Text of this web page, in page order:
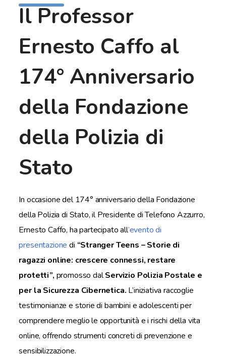
Il Professor
Ernesto Caffo al
174° Anniversario
della Fondazione
della Polizia di
Stato
In occasione del 174° anniversario della Fondazione
della Polizia di Stato, il Presidente di Telefono Azzurro,
Ernesto Caffo, ha partecipato all’evento di
presentazione di “Stranger Teens – Storie di
ragazzi online: crescere connessi, restare
protetti”, promosso dalServizio Polizia Postale e
per la Sicurezza Cibernetica. L’iniziativa raccoglie
testimonianze e storie di bambini e adolescenti per
comprendere meglio le opportunità e i rischi della vita
online, offrendo strumenti concreti di prevenzione e
sensibilizzazione.